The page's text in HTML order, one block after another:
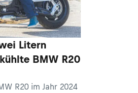
Litern
BMW R20
R20 im Jahr 2024